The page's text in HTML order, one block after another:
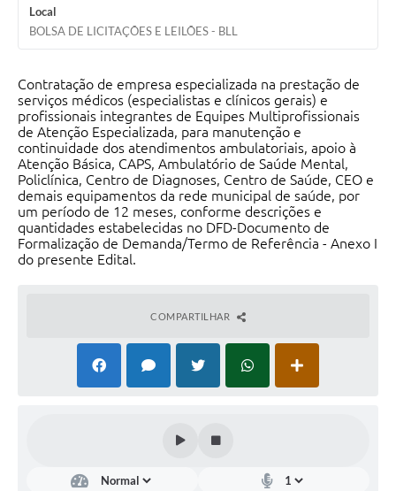
Local
BOLSA DE LICITAÇÕES E LEILÕES - BLL
Contratação de empresa especializada na prestação de
serviços médicos (especialistas e clínicos gerais) e
profissionais integrantes de Equipes Multiprofissionais
de Atenção Especializada, para manutenção e
continuidade dos atendimentos ambulatoriais, apoio à
Atenção Básica, CAPS, Ambulatório de Saúde Mental,
Policlínica, Centro de Diagnoses, Centro de Saúde, CEO e
demais equipamentos da rede municipal de saúde, por
um período de 12 meses, conforme descrições e
quantidades estabelecidas no DFD-Documento de
Formalização de Demanda/Termo de Referência - Anexo I
do presente Edital.
COMPARTILHAR